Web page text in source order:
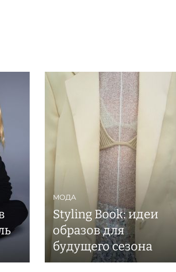
МОДА
Styling Book: идеи
образов для
будущего сезона